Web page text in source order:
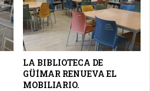
LA BIBLIOTECA DE
GÜÍMAR RENUEVA EL
MOBILIARIO.